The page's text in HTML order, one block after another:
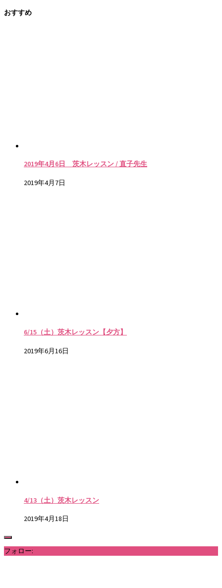
おすすめ
2019年4月6日 茨木レッスン / 直子先生
2019年4月7日
6/15（土）茨木レッスン【夕方】
2019年6月16日
4/13（土）茨木レッスン
2019年4月18日
フォロー: